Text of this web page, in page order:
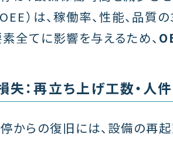
）は、稼働率、性能、品
全てに影響を与えるため、
失：再立ち上げ工数・人
からの復旧には、設備の再